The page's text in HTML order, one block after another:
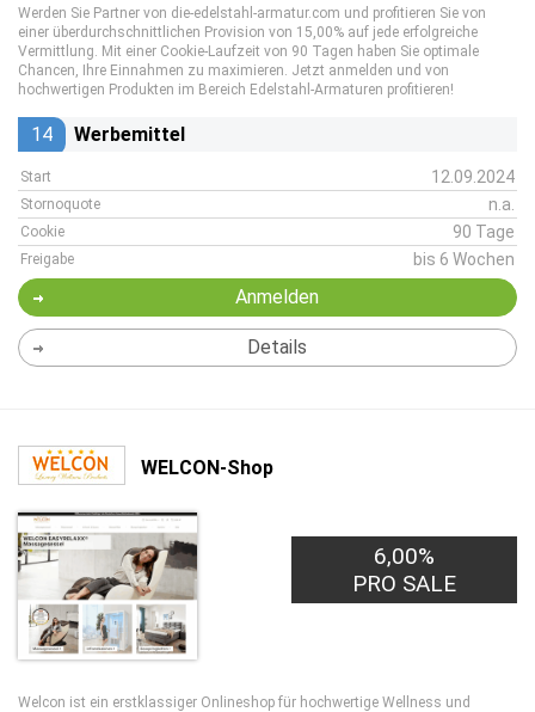
Werden Sie Partner von die-edelstahl-armatur.com und profitieren Sie von
einer überdurchschnittlichen Provision von 15,00% auf jede erfolgreiche
Vermittlung. Mit einer Cookie-Laufzeit von 90 Tagen haben Sie optimale
Chancen, Ihre Einnahmen zu maximieren. Jetzt anmelden und von
hochwertigen Produkten im Bereich Edelstahl-Armaturen profitieren!
14 Werbemittel
Start 12.09.2024
Stornoquote n.a.
Cookie 90 Tage
Freigabe bis 6 Wochen
Anmelden
Details
WELCON-Shop
6,00%
PRO SALE
Welcon ist ein erstklassiger Onlineshop für hochwertige Wellness und